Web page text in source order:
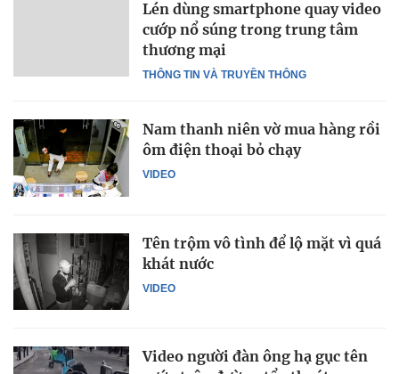
THÔNG TIN VÀ TRUYỀN THÔNG
Lén dùng smartphone quay video
cướp nổ súng trong trung tâm
thương mại
VIDEO
Nam thanh niên vờ mua hàng rồi
ôm điện thoại bỏ chạy
VIDEO
Tên trộm vô tình để lộ mặt vì quá
khát nước
Video người đàn ông hạ gục tên